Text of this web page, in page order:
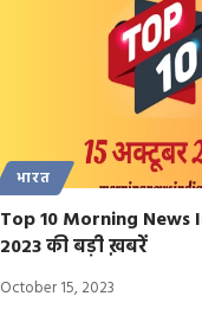
भारत
Top 10 Morning News
2023 की बड़ी ख़बरें
October 15, 2023